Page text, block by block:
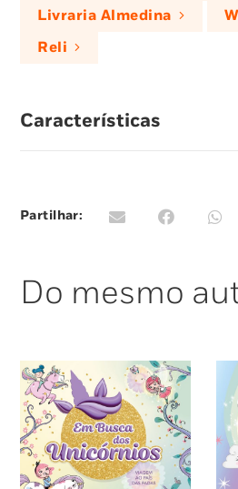
Bem-vindo a Unicórnia, a
unicórnios.
algodão-doce!
Livraria Almedina
Reli
Características
Partilhar:
Do mesmo